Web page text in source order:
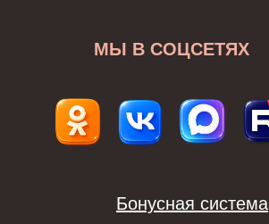
МЫ В СОЦСЕТЯХ
Бонусная система